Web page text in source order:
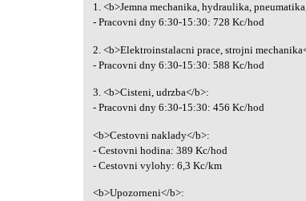
1. <b>Jemna mechanika, hydraulika,
- Pracovni dny 6:30-15:30: 728 Kc/hod
2. <b>Elektroinstalacni prace, strojni
- Pracovni dny 6:30-15:30: 588 Kc/hod
3. <b>Cisteni, udrzba</b>:
- Pracovni dny 6:30-15:30: 456 Kc/hod
<b>Cestovni naklady</b>:
- Cestovni hodina: 389 Kc/hod
- Cestovni vylohy: 6,3 Kc/km
<b>Upozorneni</b>: